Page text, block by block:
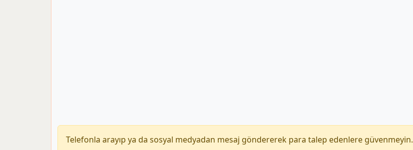
Telefonla arayıp ya da sosyal medyadan mesaj göndererek para talep edenlere güvenmeyin.